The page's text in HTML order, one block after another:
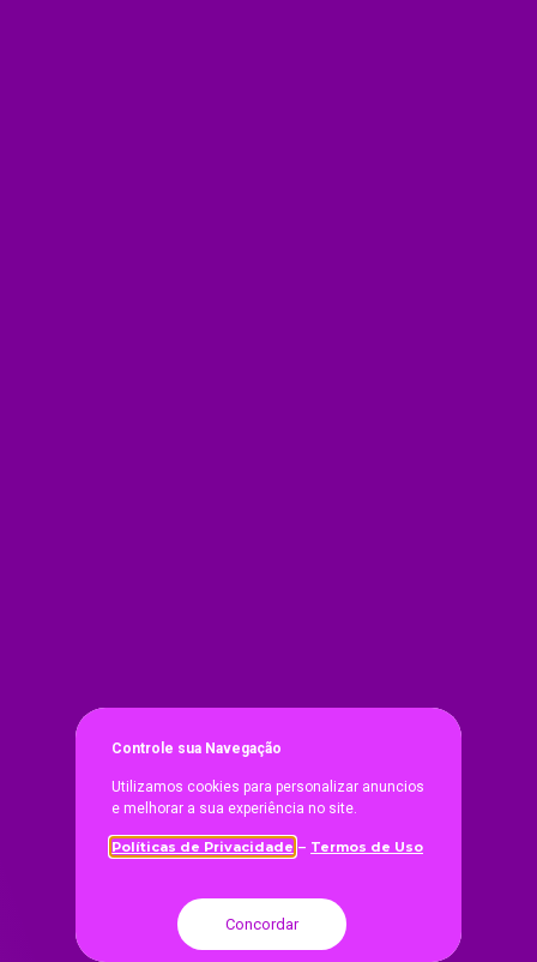
Controle sua Navegação
Utilizamos cookies para personalizar anuncios
e melhorar a sua experiência no site.
Políticas de Privacidade – Termos de Uso
Concordar